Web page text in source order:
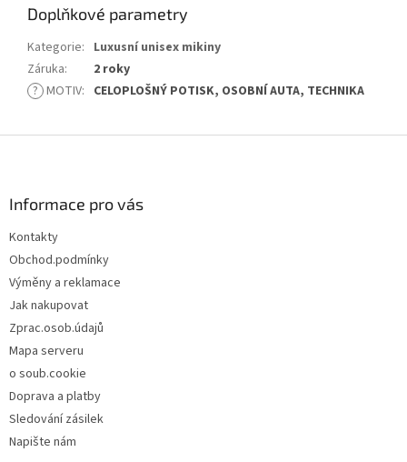
Doplňkové parametry
Kategorie: Luxusní unisex mikiny
Záruka:
2 roky
? MOTIV: CELOPLOŠNÝ POTISK, OSOBNÍ AUTA, TECHNIKA
Informace pro vás
Kontakty
Obchod.podmínky
Výměny a reklamace
Jak nakupovat
Zprac.osob.údajů
Mapa serveru
o soub.cookie
Doprava a platby
Sledování zásilek
Napište nám